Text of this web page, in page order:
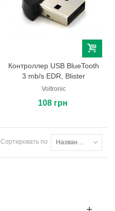
Контроллер USB BlueTooth
3 mb/s EDR, Blister
Voltronic
108 грн
Сортировать по